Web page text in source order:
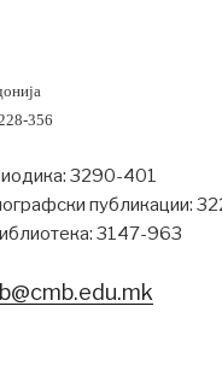
356
3290-401
публикации:
3147-963